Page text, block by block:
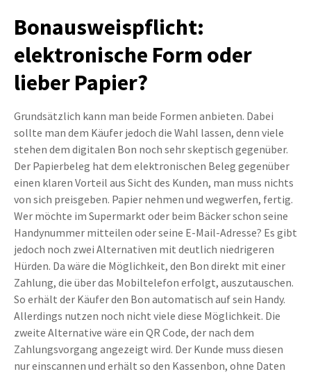
Bonausweispflicht:
elektronische Form oder
lieber Papier?
Grundsätzlich kann man beide Formen anbieten. Dabei
sollte man dem Käufer jedoch die Wahl lassen, denn viele
stehen dem digitalen Bon noch sehr skeptisch gegenüber.
Der Papierbeleg hat dem elektronischen Beleg gegenüber
einen klaren Vorteil aus Sicht des Kunden, man muss nichts
von sich preisgeben. Papier nehmen und wegwerfen, fertig.
Wer möchte im Supermarkt oder beim Bäcker schon seine
Handynummer mitteilen oder seine E-Mail-Adresse? Es gibt
jedoch noch zwei Alternativen mit deutlich niedrigeren
Hürden. Da wäre die Möglichkeit, den Bon direkt mit einer
Zahlung, die über das Mobiltelefon erfolgt, auszutauschen.
So erhält der Käufer den Bon automatisch auf sein Handy.
Allerdings nutzen noch nicht viele diese Möglichkeit. Die
zweite Alternative wäre ein QR Code, der nach dem
Zahlungsvorgang angezeigt wird. Der Kunde muss diesen
nur einscannen und erhält so den Kassenbon, ohne Daten